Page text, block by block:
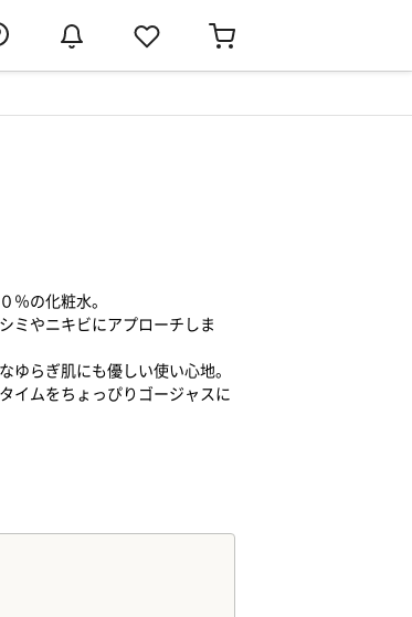
％の化粧水。
ミやニキビにアプローチしま
らぎ肌にも優しい使い心地。
イムをちょっぴりゴージャスに